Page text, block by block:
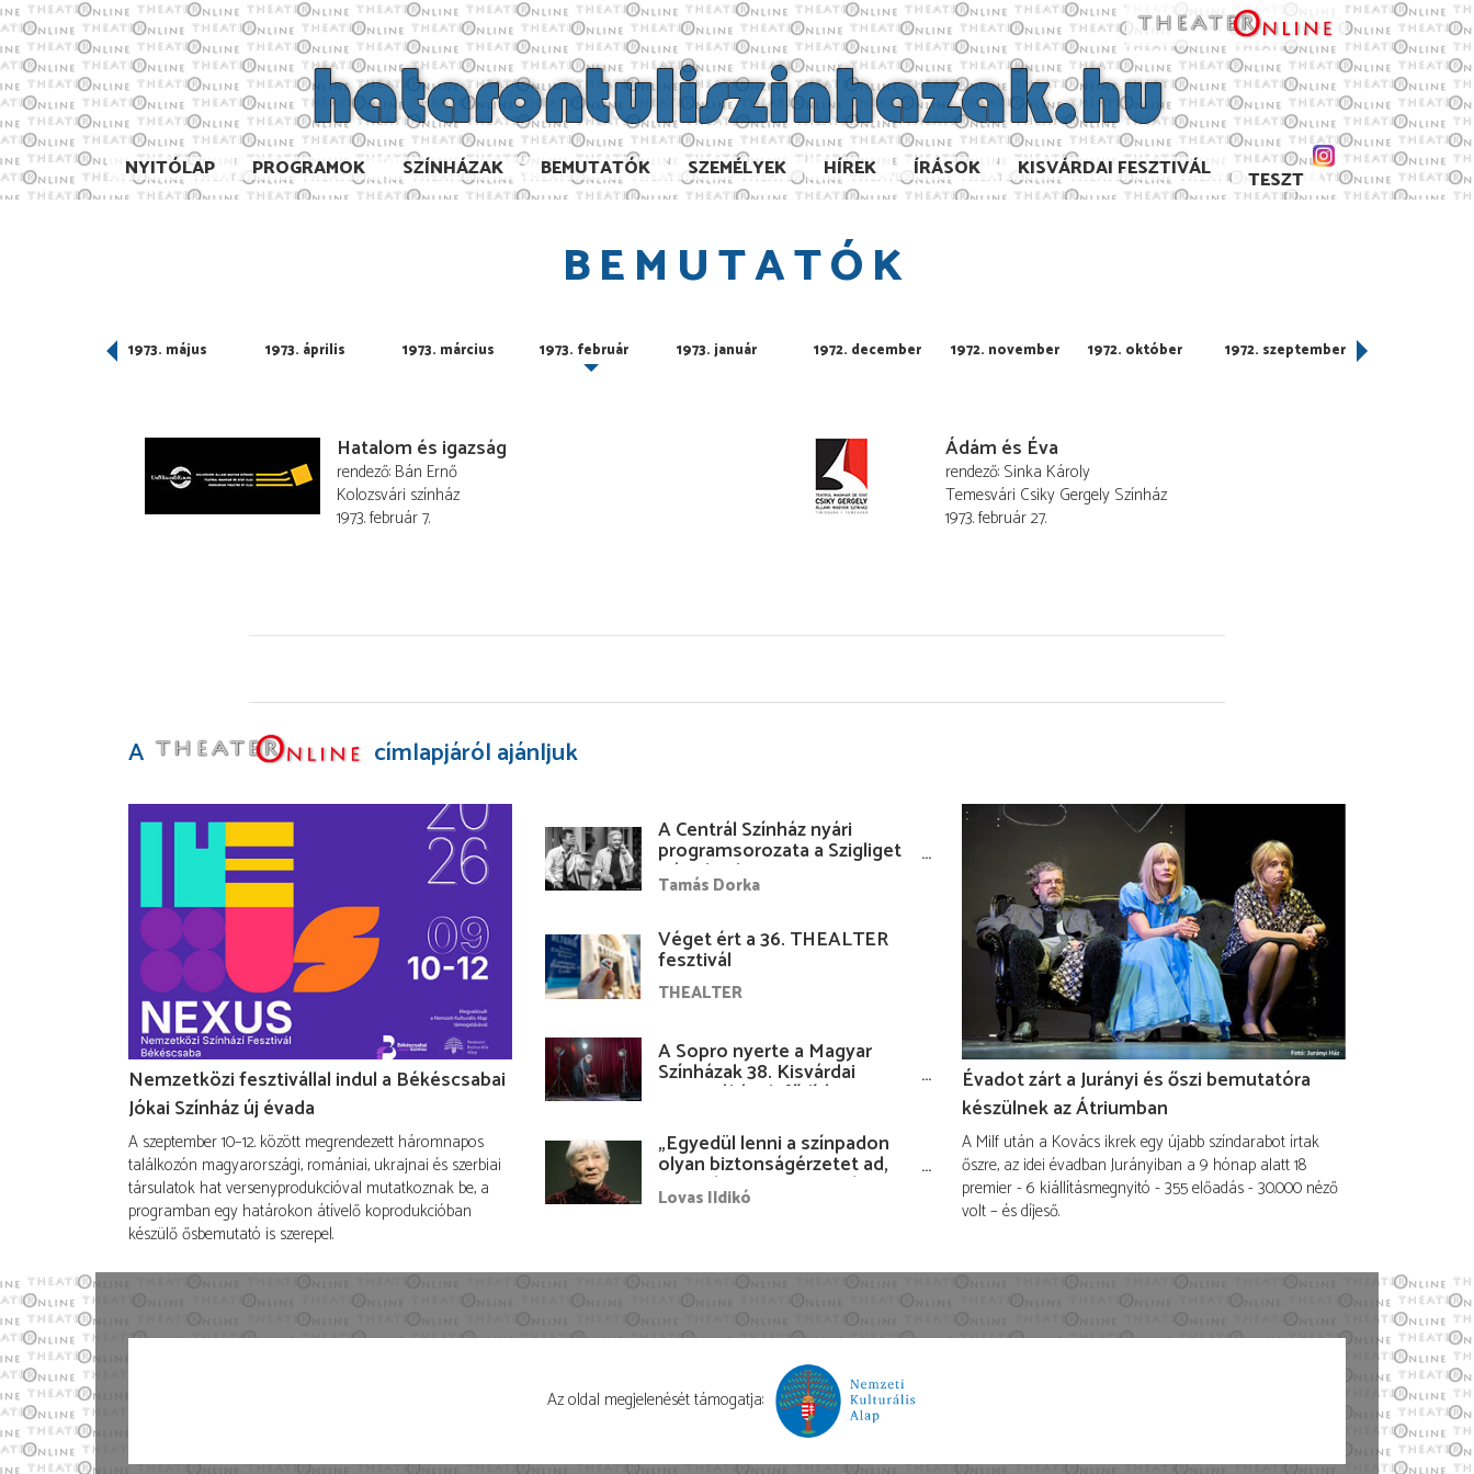
NYITÓLAP PROGRAMOK SZÍNHÁZAK BEMUTATÓK SZEMÉLYEK HÍREK ÍRÁSOK KISVÁRDAI FESZTIVÁL TESZT
BEMUTATÓK
1973. május 1973. április 1973. március 1973. február 1973. január 1972. december 1972. november 1972. október 1972. szeptember 1972. június
Hatalom és igazság
rendező Bán Ernő
Kolozsvári színház
1973. február 7.
Ádám és Éva
rendező Sinka Károly
Temesvári Csiky Gergely Színház
1973. február 27.
A címlapjáról ajánljuk
Nemzetközi fesztivállal indul a Békéscsabai
Jókai Színház új évada
A szeptember 10–12. között megrendezett háromnapos
találkozón magyarországi, romániai, ukrajnai és szerbiai
társulatok hat versenyprodukcióval mutatkoznak be, a
programban egy határokon átívelő koprodukcióban
készülő ősbemutató is szerepel.
A Centrál Színház nyári
programsorozata a Szigliget
Várudvarban
Tamás Dorka
Véget ért a 36. THEALTER
fesztivál
THEALTER
A Sopro nyerte a Magyar
Színházak 38. Kisvárdai
Fesztiváljának fődíját
„Egyedül lenni a színpadon
olyan biztonságérzetet ad,
hogy lám, mindenki más
nélkül is megvagyok
Lovas Ildikó
Évadot zárt a Jurányi és őszi bemutatóra
készülnek az Átriumban
A Milf után a Kovács ikrek egy újabb színdarabot írtak
őszre, az idei évadban Jurányiban a 9 hónap alatt 18
premier - 6 kiállításmegnyitó - 355 előadás - 30.000 néző
volt – és díjeső.
Az oldal megjelenését támogatja: